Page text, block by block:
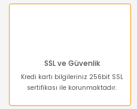
bulunuyor.
olmalı. SSL ve Güvenlik
Kredi kartı bilgileriniz 256bit SSL
sertifikası ile korunmaktadır.